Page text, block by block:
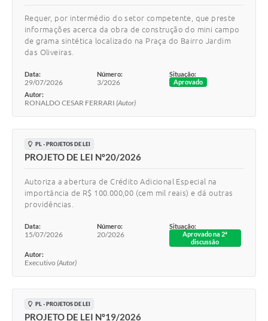
Diário Oficial
Galeria de Fotos
Contratos
Transparência
Links
A Prefeitura
Requer, por intermédio do setor competente, que preste
informações acerca da obra de construção do mini campo
de grama sintética localizado na Praça do Bairro Jardim
das Oliveiras.
Data:
29/07/2026
Número:
3/2026
Situação:
Aprovado
Autor:
RONALDO CESAR FERRARI (Autor)
PL - PROJETOS DE LEI
PROJETO DE LEI Nº20/2026
Autoriza a abertura de Crédito Adicional Especial na
importância de R$ 100.000,00 (cem mil reais) e dá outras
providências.
Data:
15/07/2026
Número:
20/2026
Situação:
Aprovado na 2ª
discussão
Autor:
Executivo (Autor)
PL - PROJETOS DE LEI
PROJETO DE LEI Nº19/2026